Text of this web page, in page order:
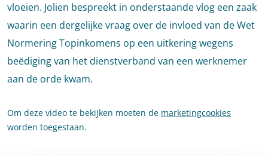
vloeien. Jolien bespreekt in onderstaande vlog een zaak
waarin een dergelijke vraag over de invloed van de Wet
Normering Topinkomens op een uitkering wegens
beëdiging van het dienstverband van een werknemer
aan de orde kwam.
Om deze video te bekijken moeten de marketingcookies
worden toegestaan.